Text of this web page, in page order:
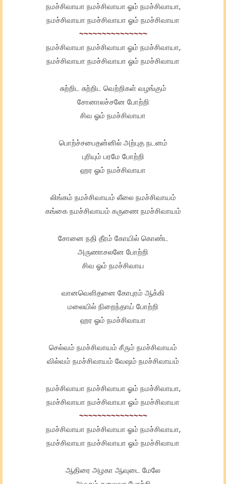
நமச்சிவாயா நமச்சிவாயா ஓம் நமச்சிவாயா,
நமச்சிவாயா நமச்சிவாயா ஓம் நமச்சிவாயா
~~~~~~~~~~~~~~~
நமச்சிவாயா நமச்சிவாயா ஓம் நமச்சிவாயா,
நமச்சிவாயா நமச்சிவாயா ஓம் நமச்சிவாயா
சுற்றிட சுற்றிட வெற்றிகள் வழங்கும்
சோனாலச்சனே போற்றி
சிவ ஓம் நமச்சிவாயா
பொற்ச்சபைதன்னில் அற்புத நடனம்
புரியும் பரமே போற்றி
ஹர ஓம் நமச்சிவாயா
லிங்கம் நமச்சிவாயம் லீலை நமச்சிவாயம்
கங்கை நமச்சிவாயம் கருணை நமச்சிவாயம்
சோனை நதி தீரம் கோயில் கொண்ட
அருணாசலனே போற்றி
சிவ ஓம் நமச்சிவாய
வானவெளிதனை கோபுரம் ஆக்கி
மலையில் நிறைந்தாய் போற்றி
ஹர ஓம் நமச்சிவாயா
செல்வம் நமச்சிவாயம் சீரும் நமச்சிவாயம்
வில்வம் நமச்சிவாயம் வேஷம் நமச்சிவாயம்
நமச்சிவாயா நமச்சிவாயா ஓம் நமச்சிவாயா,
நமச்சிவாயா நமச்சிவாயா ஓம் நமச்சிவாயா
~~~~~~~~~~~~~~~
நமச்சிவாயா நமச்சிவாயா ஓம் நமச்சிவாயா,
நமச்சிவாயா நமச்சிவாயா ஓம் நமச்சிவாயா
ஆதிரை அழகா ஆவுடை மேலே